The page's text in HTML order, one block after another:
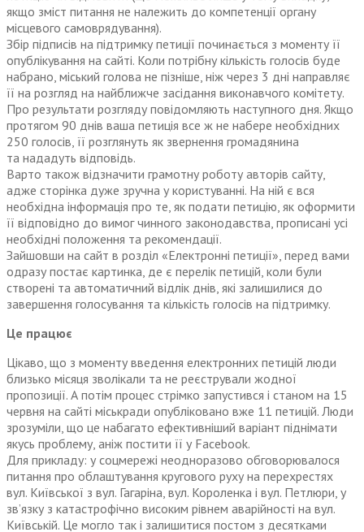
якщо зміст питання не належить до компетенції органу
місцевого самоврядування).
Збір підписів на підтримку петиції починається з моменту її
опублікування на сайті. Коли потрібну кількість голосів буде
набрано, міський голова не пізніше, ніж через 3 дні направляє
її на розгляд на найближче засідання виконавчого комітету.
Про результати розгляду повідом­ляють наступного дня. Якщо
протягом 90 днів ваша петиція все ж не набере необхідних
250 голосів, її розглянуть як звернення громадянина
та нададуть відповідь.
Варто також відзначити грамотну роботу авторів сайту,
адже сторінка дуже зручна у користуванні. На ній є вся
необхідна інформація про те, як подати петицію, як оформити
її відповідно до вимог чинного законодавства, прописані усі
необхідні положення та рекомендації.
Зайшовши на сайт в розділ «Електронні петиції», перед вами
одразу постає картинка, де є перелік петицій, коли були
створені та автоматичний відлік днів, які залишилися до
завершення голосування та кількість голосів на підтримку.
Це працює
Цікаво, що з моменту введення електронних петицій люди
близько місяця зволікали та не реєстрували жодної
пропозиції. А потім процес стрімко запустився і станом на 15
червня на сайті міськради опубліковано вже 11 петицій. Люди
зрозуміли, що це набагато ефективніший варіант піднімати
якусь проблему, аніж постити її у Facebook.
Для прикладу: у соцмережі неодноразово обговорювалося
питання про облаштування кругового руху на перехрестях
вул. Київської з вул. Гагаріна, вул. Короленка і вул. Петлюри, у
зв’язку з катастрофічно високим рівнем аварійності на вул.
Київській. Це могло так і залишитися постом з десятками